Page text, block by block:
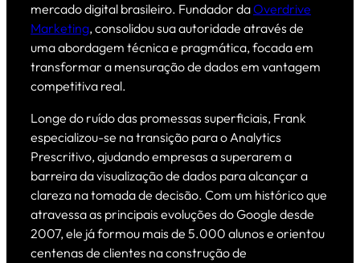
mercado digital brasileiro. Fundador daOverdrive
Marketing, consolidou sua autoridade através de
uma abordagem técnica e pragmática, focada em
transformar a mensuração de dados em vantagem
competitiva real.
Longe do ruído das promessas superficiais, Frank
especializou-se na transição para o Analytics
Prescritivo, ajudando empresas a superarem a
barreira da visualização de dados para alcançar a
clareza na tomada de decisão. Com um histórico que
atravessa as principais evoluções do Google desde
2007, ele já formou mais de 5.000 alunos e orientou
centenas de clientes na construção de